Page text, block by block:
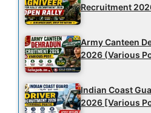
Recruitment
Army Canteen
2026 (Various
Indian Coast
2026 [Various